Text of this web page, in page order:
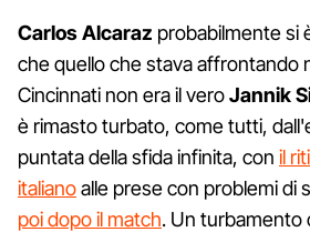
Carlos Alcaraz probabilmente si
che quello che stava affrontando
Cincinnati non era il veroJannik
è rimasto turbato, come tutti,
puntata della sfida infinita, con il
italianoalle prese con problemi di
poi dopo il match. Un turbamento